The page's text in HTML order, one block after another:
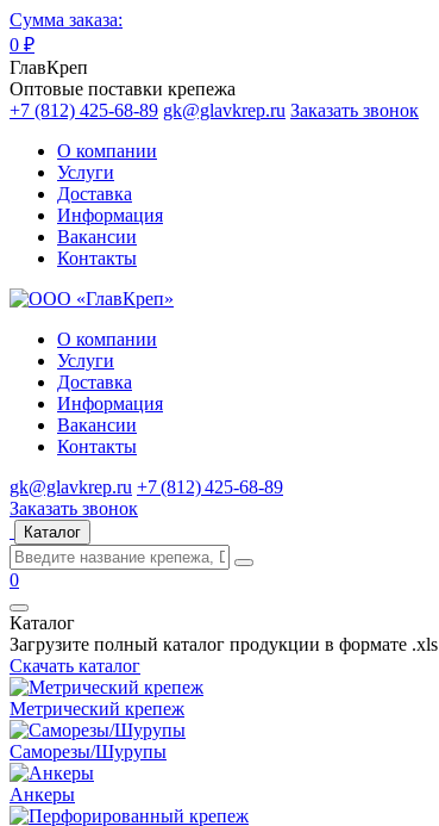
Сумма заказа:
0 ₽
ГлавКреп
Оптовые поставки крепежа
+7 (812) 425-68-89 gk@glavkrep.ru Заказать звонок
О компании
Услуги
Доставка
Информация
Вакансии
Контакты
О компании
Услуги
Доставка
Информация
Вакансии
Контакты
gk@glavkrep.ru +7 (812) 425-68-89
Заказать звонок
Каталог
0
Каталог
Загрузите полный каталог продукции в формате .xls
Скачать каталог
Метрический крепеж
Саморезы/Шурупы
Анкеры